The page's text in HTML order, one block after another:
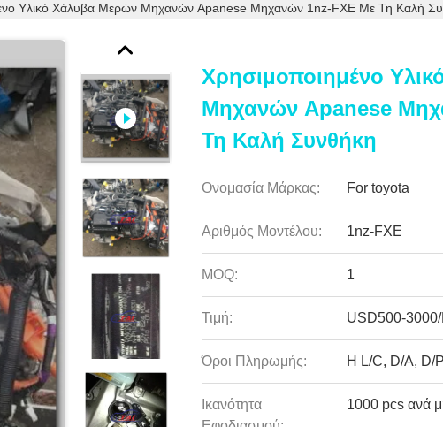
Υλικό Χάλυβα Μερών Μηχανών Apanese Μηχανών 1nz-FXE Με Τη Καλή
Χρησιμοποιημένο
Μηχανών Apanese
Τη Καλή Συνθήκη
Ονομασία Μάρκας: For toyota
Αριθμός Μοντέλου: 1nz-FXE
MOQ: 1
Τιμή: USD500-
Όροι Πληρωμής: Η L/C, D/A,
Ικανότητα
1000 pcs ανά